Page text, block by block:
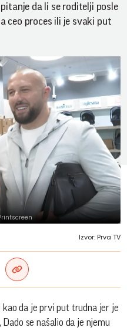
da li se roditelji posle
ceo proces ili je svaki put
Izvor: Prva TV
kao da je prvi put trudna jer je
se našalio da je njemu